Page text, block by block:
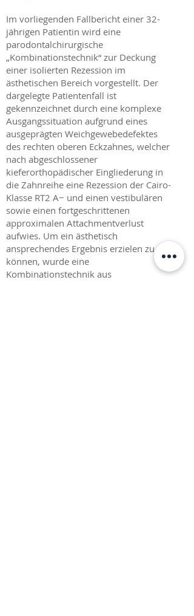
Im vorliegenden Fallbericht einer 32-
jährigen Patientin wird eine
parodontalchirurgische
„Kombinationstechnik“ zur Deckung
einer isolierten Rezession im
ästhetischen Bereich vorgestellt. Der
dargelegte Patientenfall ist
gekennzeichnet durch eine komplexe
Ausgangssituation aufgrund eines
ausgeprägten Weichgewebedefektes
des rechten oberen Eckzahnes, welcher
nach abgeschlossener
kieferorthopädischer Eingliederung in
die Zahnreihe eine Rezession der Cairo-
Klasse RT2 A− und einen vestibulären
sowie einen fortgeschrittenen
approximalen Attachmentverlust
aufwies. Um ein ästhetisch
ansprechendes Ergebnis erzielen zu
können, wurde eine
Kombinationstechnik aus